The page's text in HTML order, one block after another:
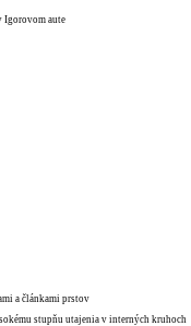
Igorovom aute
a článkami prstov
stupňu utajenia v interných kruhoch